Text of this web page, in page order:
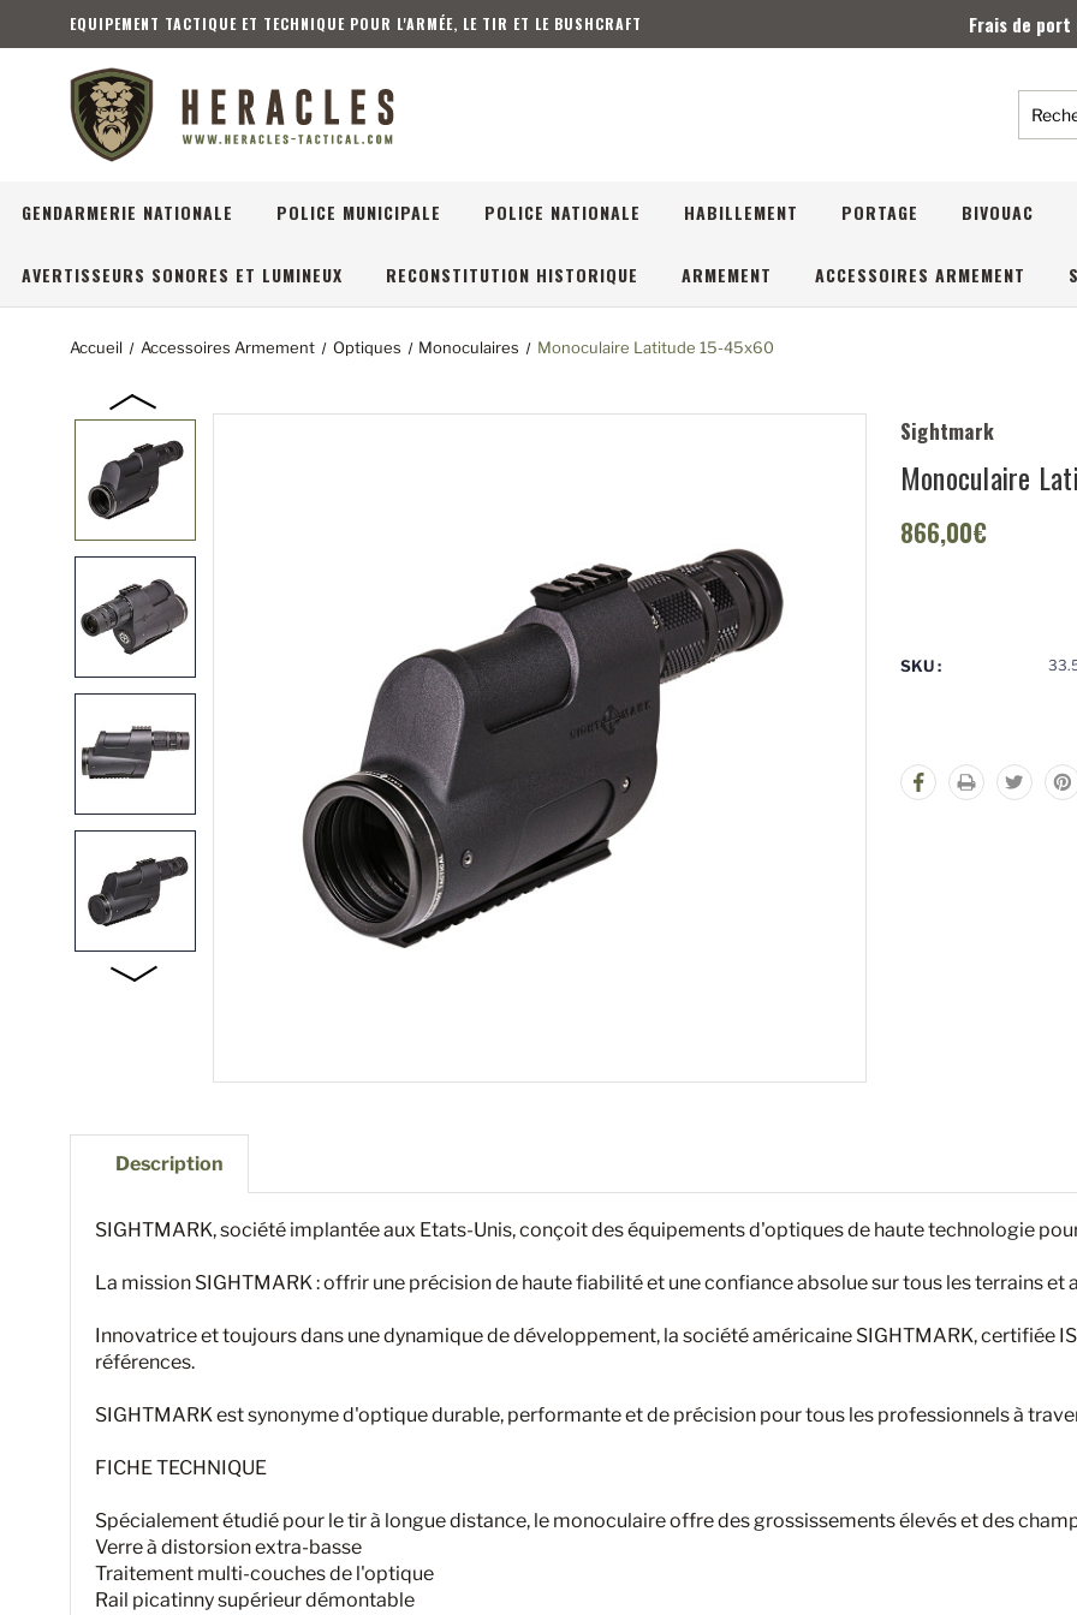
EQUIPEMENT TACTIQUE ET TECHNIQUE POUR L'ARMÉE, LE TIR ET LE BUSHCRAFT Frais de
GENDARMERIE NATIONALE POLICE MUNICIPALE POLICE NATIONALE HABILLEMENT PORTAGE BIVOUAC
AVERTISSEURS SONORES ET LUMINEUX RECONSTITUTION HISTORIQUE ARMEMENT ACCESSOIRES ARMEMENT
Accueil Accessoires Armement Optiques Monoculaires Monoculaire Latitude 15-45x60
Sightmark
Monoculaire
866,00€
SKU :
Description
SIGHTMARK, société implantée aux Etats-Unis, conçoit des équipements d'optiques de haute technologie
La mission SIGHTMARK : offrir une précision de haute fiabilité et une confiance absolue sur tous les terrains et
Innovatrice et toujours dans une dynamique de développement, la société américaine SIGHTMARK, certifiée
références.
SIGHTMARK est synonyme d'optique durable, performante et de précision pour tous les professionnels à
FICHE TECHNIQUE
Spécialement étudié pour le tir à longue distance, le monoculaire offre des grossissements élevés et des
Verre à distorsion extra-basse
Traitement multi-couches de l'optique
Rail picatinny supérieur démontable